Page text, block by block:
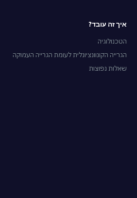
איך זה עובד?
הטכנולוגיה
הגרייה הקונוונציונלית לעומת הגרייה העמוקה
שאלות נפוצות